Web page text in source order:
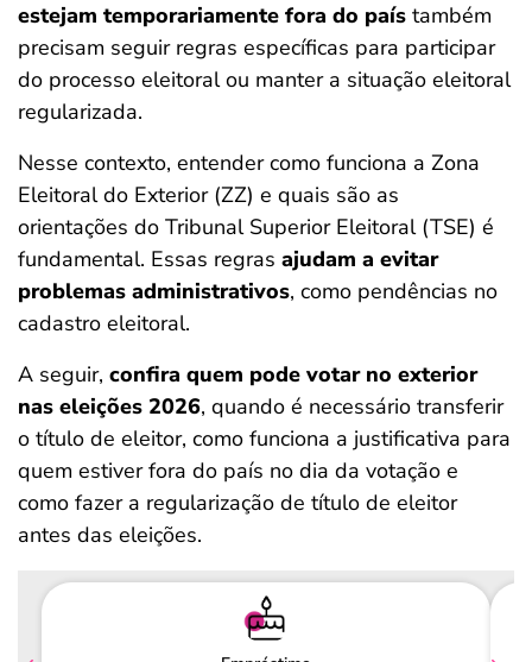
estejam temporariamente fora do país também
precisam seguir regras específicas para participar
do processo eleitoral ou manter a situação eleitoral
regularizada.
Nesse contexto, entender como funciona a Zona
Eleitoral do Exterior (ZZ) e quais são as
orientações do Tribunal Superior Eleitoral (TSE) é
fundamental. Essas regras ajudam a evitar
problemas administrativos, como pendências no
cadastro eleitoral.
A seguir, confira quem pode votar no exterior
nas eleições 2026, quando é necessário transferir
o título de eleitor, como funciona a justificativa para
quem estiver fora do país no dia da votação e
como fazer a regularização de título de eleitor
antes das eleições.